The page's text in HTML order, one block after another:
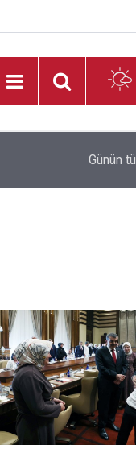
Madrigal,Günün